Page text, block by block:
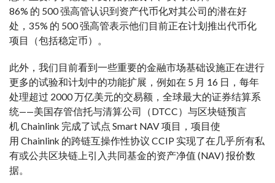
86% 的 500 强高管认识到资产代币化对其公司的潜在好
处，35% 的 500 强高管表示他们目前正在计划推出代币化
项目（包括稳定币）。
此外，我们目前看到一些重要的金融市场基础设施正在进行
更多的试验和计划中的功能扩展，例如在 5 月 16 日，每年
处理超过 2000 万亿美元的交易额，全球最大的证券结算系
统——美国存管信托与清算公司（DTCC）与区块链预言
机 Chainlink 完成了试点 Smart NAV 项目，项目使
用 Chainlink 的跨链互操作性协议 CCIP 实现了在几乎所有私
有或公共区块链上引入共同基金的资产净值 (NAV) 报价数
据。